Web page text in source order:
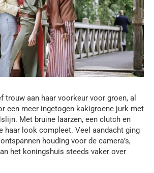
trouw aan haar voorkeur voor groen, al
een meer ingetogen kakigroene jurk met
Met bruine laarzen, een clutch en
haar look compleet. Veel aandacht ging
houding voor de camera’s,
het koningshuis steeds vaker over